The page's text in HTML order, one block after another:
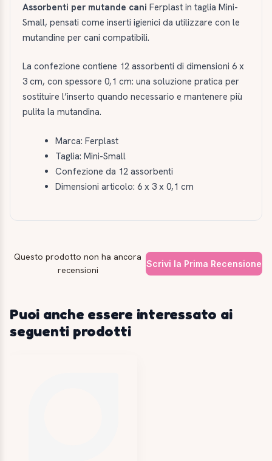
Assorbenti per mutande cani Ferplast in taglia Mini-
Small, pensati come inserti igienici da utilizzare con le
mutandine per cani compatibili.
La confezione contiene 12 assorbenti di dimensioni 6 x
3 cm, con spessore 0,1 cm: una soluzione pratica per
sostituire l’inserto quando necessario e mantenere più
pulita la mutandina.
Marca: Ferplast
Taglia: Mini-Small
Confezione da 12 assorbenti
Dimensioni articolo: 6 x 3 x 0,1 cm
Questo prodotto non ha ancora
recensioni
Scrivi la Prima Recensione
Puoi anche essere interessato ai
seguenti prodotti